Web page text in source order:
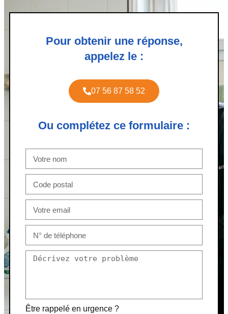
Pour obtenir une réponse,
appelez le :
07 56 87 58 52
Ou complétez ce formulaire :
Être rappelé en urgence ?